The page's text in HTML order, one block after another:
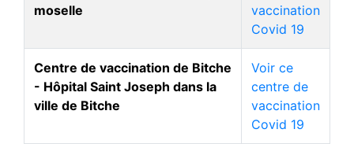
moselle
vaccination
Covid 19
Centre de vaccination de Bitche
- Hôpital Saint Joseph dans la
ville de Bitche
Voir ce
centre de
vaccination
Covid 19